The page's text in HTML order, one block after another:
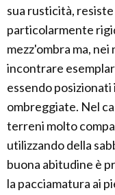
sua rusticità,
particolarmente
mezz'ombra ma,
incontrare
essendo
ombreggiate. Nel
terreni molto
utilizzando della
buona abitudine è
la pacciamatura ai